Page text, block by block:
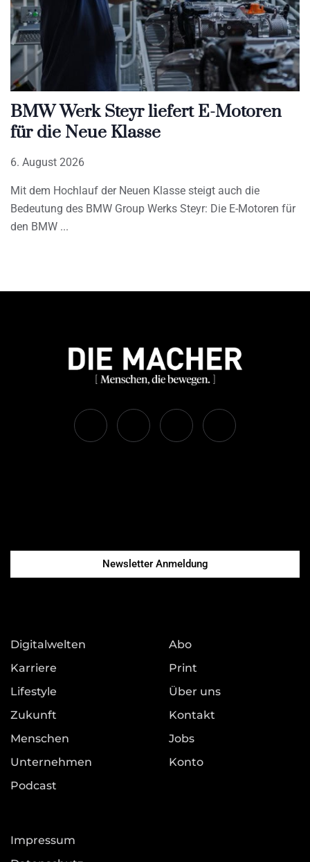
BMW Werk Steyr liefert E-Motoren
für die Neue Klasse
6. August 2026
Mit dem Hochlauf der Neuen Klasse steigt auch die
Bedeutung des BMW Group Werks Steyr: Die E-Motoren für
den BMW
Newsletter Anmeldung
Digitalwelten
Karriere
Lifestyle
Zukunft
Menschen
Unternehmen
Podcast
Abo
Print
Über uns
Kontakt
Jobs
Konto
Impressum